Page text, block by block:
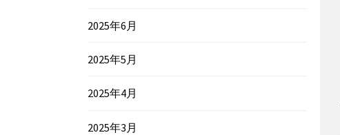
2025年6月
2025年5月
2025年4月
2025年3月